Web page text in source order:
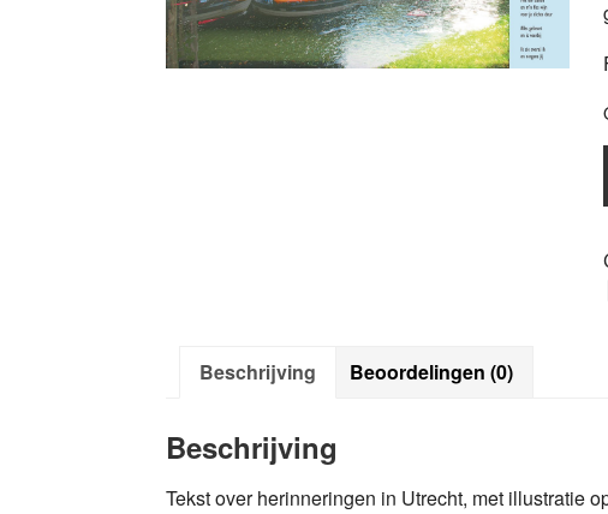
Beschrijving Beoordelingen (0)
Beschrijving
Tekst over herinneringen in Utrecht, met illustratie